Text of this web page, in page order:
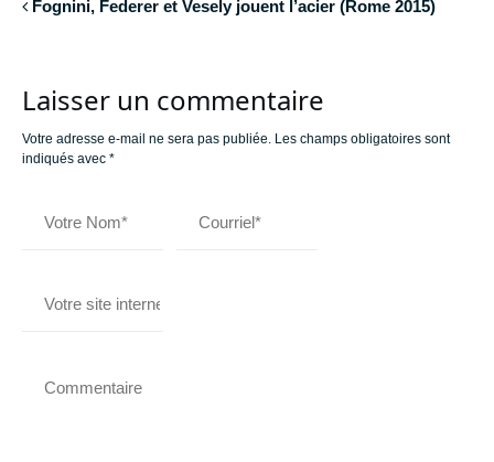
Fognini, Federer et Vesely jouent l’acier (Rome 2015)
Laisser un commentaire
Votre adresse e-mail ne sera pas publiée. Les champs obligatoires sont
indiqués avec *